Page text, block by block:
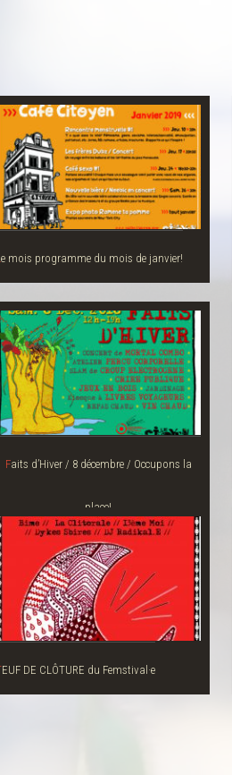
Le mois programme du mois de janvier!
Faits d’Hiver / 8 décembre / Occupons la
place!
TEUF DE CLÔTURE du Femstival·e